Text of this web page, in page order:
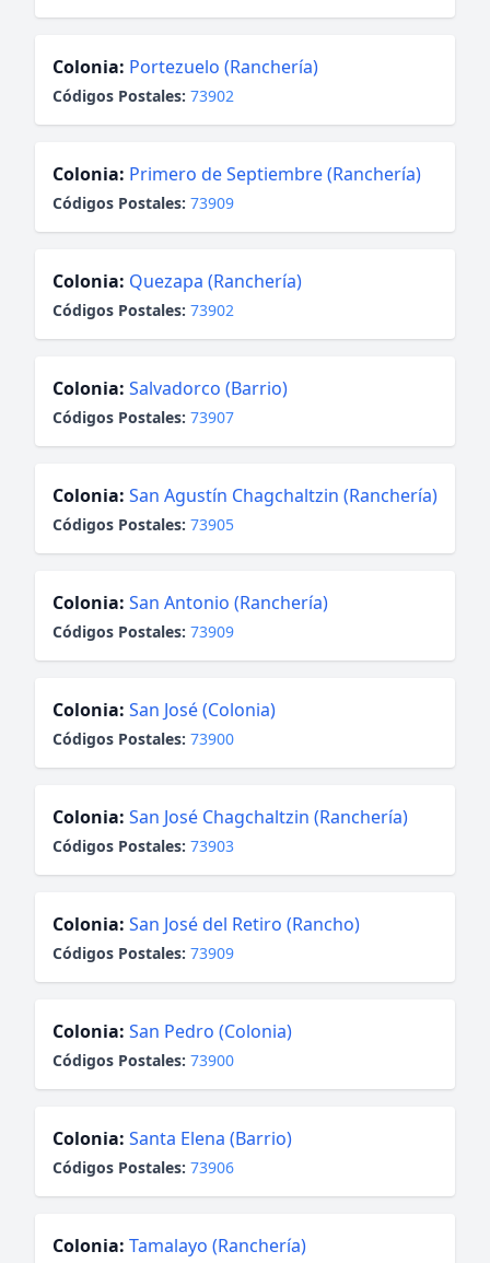
Colonia: Portezuelo (Ranchería)
Códigos Postales: 73902
Colonia: Primero de Septiembre (Ranchería)
Códigos Postales: 73909
Colonia: Quezapa (Ranchería)
Códigos Postales: 73902
Colonia: Salvadorco (Barrio)
Códigos Postales: 73907
Colonia: San Agustín Chagchaltzin (Ranchería)
Códigos Postales: 73905
Colonia: San Antonio (Ranchería)
Códigos Postales: 73909
Colonia: San José (Colonia)
Códigos Postales: 73900
Colonia: San José Chagchaltzin (Ranchería)
Códigos Postales: 73903
Colonia: San José del Retiro (Rancho)
Códigos Postales: 73909
Colonia: San Pedro (Colonia)
Códigos Postales: 73900
Colonia: Santa Elena (Barrio)
Códigos Postales: 73906
Colonia: Tamalayo (Ranchería)